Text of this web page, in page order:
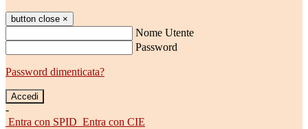
button close ×
Nome Utente
Password
Password dimenticata?
-
Entra con SPID Entra con CIE